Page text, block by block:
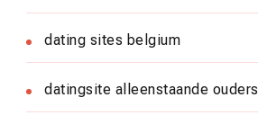
dating sites belgium
datingsite alleenstaande ouders